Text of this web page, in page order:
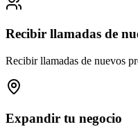
Recibir llamadas de
Recibir llamadas de nuevos
Expandir tu negocio